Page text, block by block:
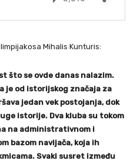
Mihalis Kunturis:
što se ovde danas nalazim.
je od istorijskog značaja za
jedan vek postojanja, dok
istorije. Dva kluba su tokom
na administrativnom i
bazom navijača, koja ih
Svaki susret između